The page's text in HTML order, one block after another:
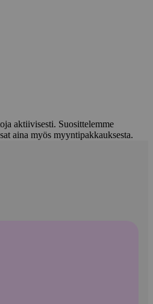
aktiivisesti. Suosittelemme
aina myös myyntipakkauksesta.